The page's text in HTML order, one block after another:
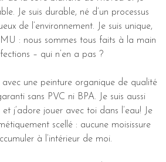
Je suis durable, né d’un processus
de l’environnement. Je suis unique,
: nous sommes tous faits à la main
– qui n’en a pas ?
avec une peinture organique de qualité
sans PVC ni BPA. Je suis aussi
j’adore jouer avec toi dans l’eau! Je
scellé : aucune moisissure
à l’intérieur de moi.